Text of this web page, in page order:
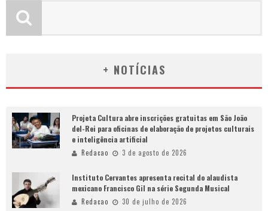
+ NOTÍCIAS
Projeta Cultura abre inscrições gratuitas em São João
del-Rei para oficinas de elaboração de projetos culturais
e inteligência artificial
Redacao 3 de agosto de 2026
Instituto Cervantes apresenta recital do alaudista
mexicano Francisco Gil na série Segunda Musical
Redacao 30 de julho de 2026